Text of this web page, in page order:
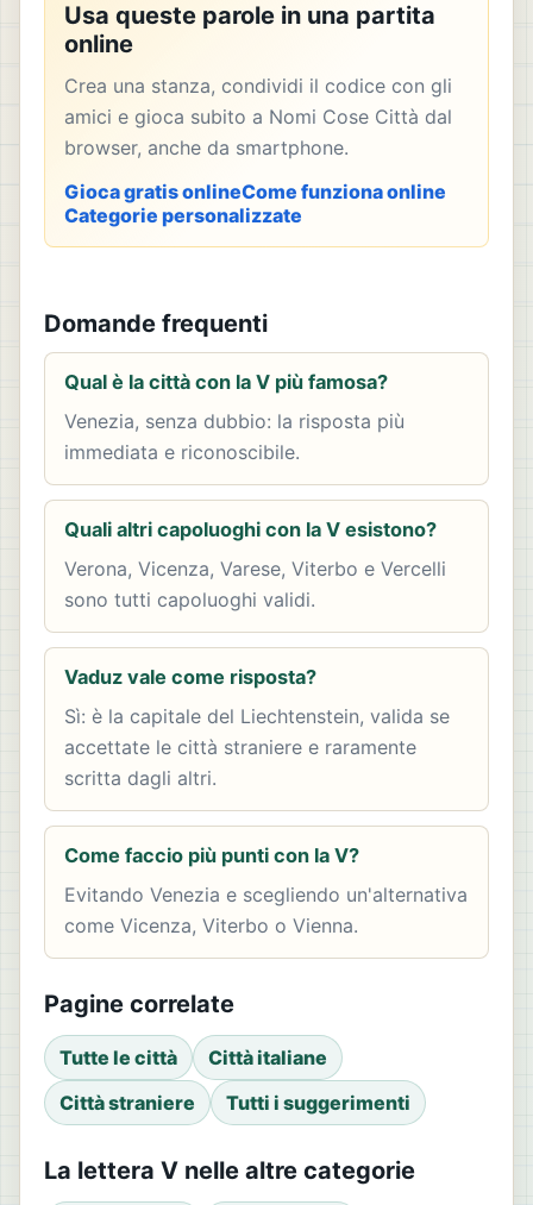
Usa queste parole in una partita
online
Crea una stanza, condividi il codice con gli
amici e gioca subito a Nomi Cose Città dal
browser, anche da smartphone.
Gioca gratis onlineCome funziona online
Categorie personalizzate
Domande frequenti
Qual è la città con la V più famosa?
Venezia, senza dubbio: la risposta più
immediata e riconoscibile.
Quali altri capoluoghi con la V esistono?
Verona, Vicenza, Varese, Viterbo e Vercelli
sono tutti capoluoghi validi.
Vaduz vale come risposta?
Sì: è la capitale del Liechtenstein, valida se
accettate le città straniere e raramente
scritta dagli altri.
Come faccio più punti con la V?
Evitando Venezia e scegliendo un'alternativa
come Vicenza, Viterbo o Vienna.
Pagine correlate
Tutte le città
Città italiane
Città straniere
Tutti i suggerimenti
La lettera V nelle altre categorie